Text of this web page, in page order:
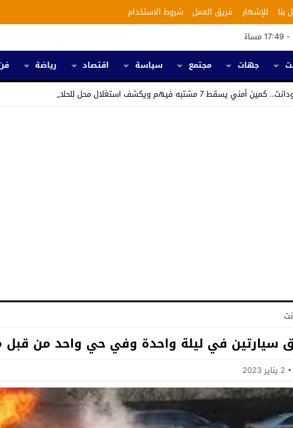
بنا للإشهار فريق العمل
شروط الاستخدام
جهات مجتمع سياسة اقتصاد رياضة
كمين أمني يسقط 7 مشتبه فيهم ويكشف استغلال محل للحلاقة في ترويج ال_
سيارتين في ليلة واحدة وفي حي واحد من قبل
2 يناير 2023